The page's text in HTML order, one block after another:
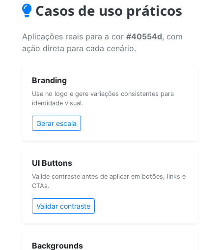
Casos de uso práticos
Aplicações reais para a cor #40554d, com
ação direta para cada cenário.
Branding
Use no logo e gere variações consistentes para
identidade visual.
Gerar escala
UI Buttons
Valide contraste antes de aplicar em botões, links e
CTAs.
Validar contraste
Backgrounds